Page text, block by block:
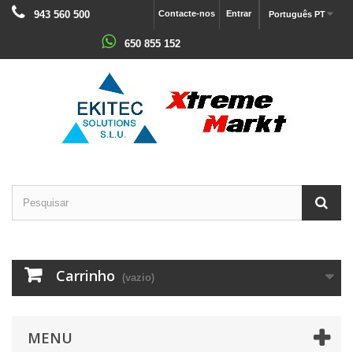
Português PT
Entrar
Contacte-nos
943 560 500
650 855 152
Carrinho (vazio)
MENU